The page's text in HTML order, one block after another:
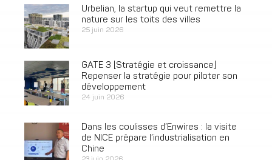
Urbelian, la startup qui veut remettre la
nature sur les toits des villes
25 juin 2026
GATE 3 [Stratégie et croissance]
Repenser la stratégie pour piloter son
développement
24 juin 2026
Dans les coulisses d’Enwires : la visite
de NICE prépare l’industrialisation en
Chine